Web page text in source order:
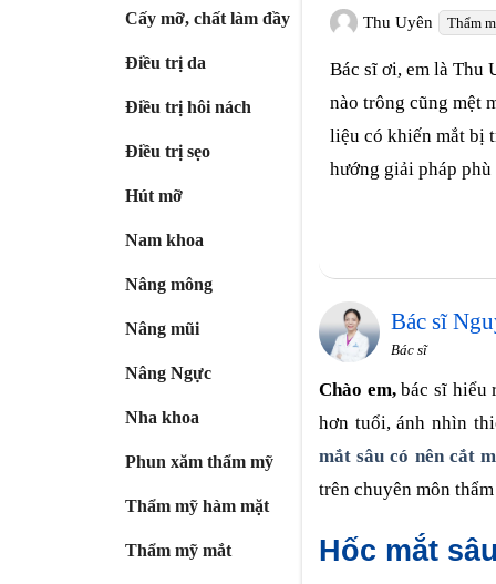
Cấy mỡ, chất làm đầy
Điều trị da
Điều trị hôi nách
Điều trị sẹo
Hút mỡ
Nam khoa
Nâng mông
Nâng mũi
Nâng Ngực
Nha khoa
Phun xăm thẩm mỹ
Thẩm mỹ hàm mặt
Thẩm mỹ mắt
Thu Uyên Thẩm
Bác sĩ ơi, em là Thu
nào trông cũng mệt
liệu có khiến mắt bị
hướng giải pháp
Bác sĩ
Bác sĩ
Chào em,bác sĩ hiểu
hơn tuổi, ánh nhìn
mắt sâu có nên cắt
trên chuyên môn
Hốc mắt